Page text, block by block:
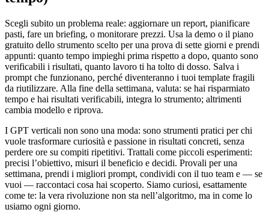
Scegli subito un problema reale: aggiornare un report, pianificare
pasti, fare un briefing, o monitorare prezzi. Usa la demo o il piano
gratuito dello strumento scelto per una prova di sette giorni e prendi
appunti: quanto tempo impieghi prima rispetto a dopo, quanto sono
verificabili i risultati, quanto lavoro ti ha tolto di dosso. Salva i
prompt che funzionano, perché diventeranno i tuoi template fragili
da riutilizzare. Alla fine della settimana, valuta: se hai risparmiato
tempo e hai risultati verificabili, integra lo strumento; altrimenti
cambia modello e riprova.
I GPT verticali non sono una moda: sono strumenti pratici per chi
vuole trasformare curiosità e passione in risultati concreti, senza
perdere ore su compiti ripetitivi. Trattali come piccoli esperimenti:
precisi l’obiettivo, misuri il beneficio e decidi. Provali per una
settimana, prendi i migliori prompt, condividi con il tuo team e — se
vuoi — raccontaci cosa hai scoperto. Siamo curiosi, esattamente
come te: la vera rivoluzione non sta nell’algoritmo, ma in come lo
usiamo ogni giorno.